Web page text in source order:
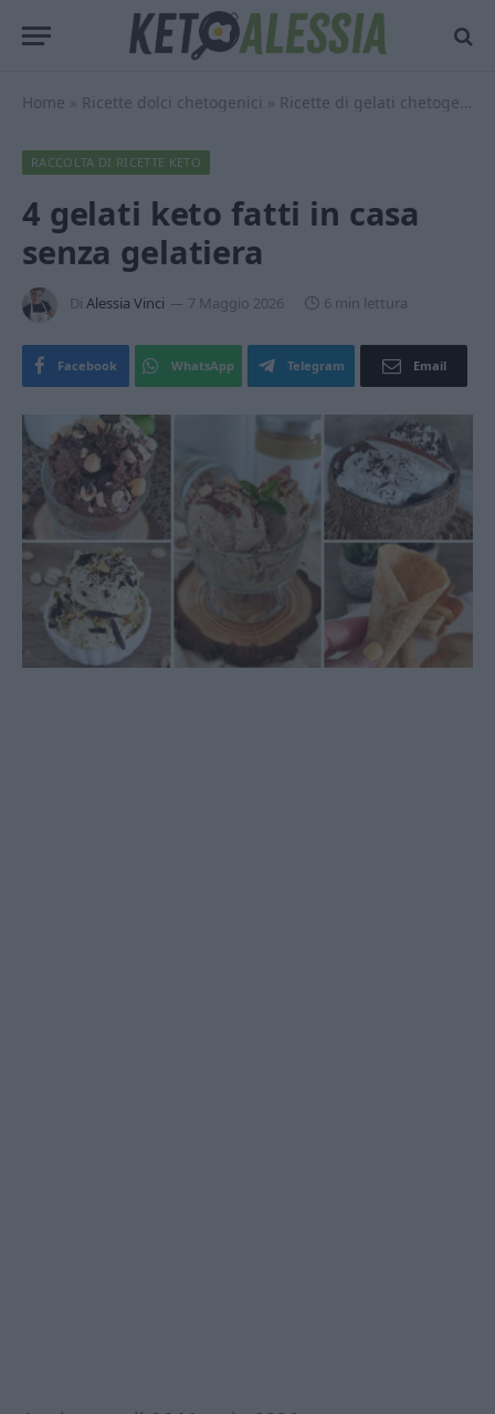
Home » Ricette dolci chetogenici » Ricette di gelati chetogenici
RACCOLTA DI RICETTE KETO
4 gelati keto fatti in casa
senza gelatiera
Di Alessia Vinci 7 Maggio 2026 6 min lettura
Facebook WhatsApp Telegram Email